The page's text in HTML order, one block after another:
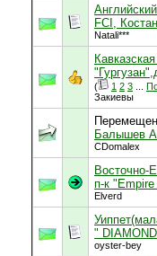
FCI,
Natali***
( 1 2 3
Закиевы
Балышев
CDomalex
Восточно-
п-к
Elverd
"
oyster-bey